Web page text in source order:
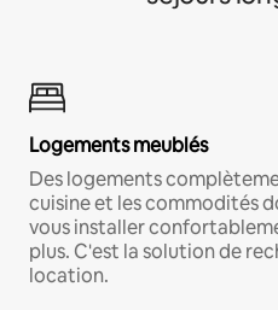
Logements meublés
Des logements
cuisine et les commodités
vous installer
plus. C'est la solution de
location.